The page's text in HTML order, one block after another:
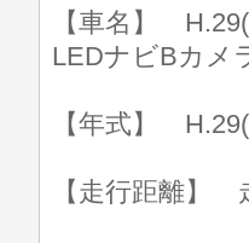
【車名】
LEDナビBカメ
【年式】
【走行距離】